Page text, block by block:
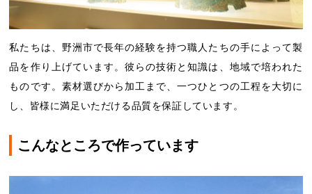
私たちは、野洲市で長年の経験を持つ職人たちの手によって製
品を作り上げています。彼らの技術と知識は、地域で培われた
ものです。素材選びから加工まで、一つひとつの工程を大切に
し、皆様に満足いただける品質を保証しています。
こんなところで作っています